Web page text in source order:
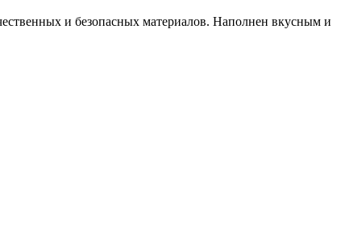
и безопасных материалов. Наполнен вкусным и